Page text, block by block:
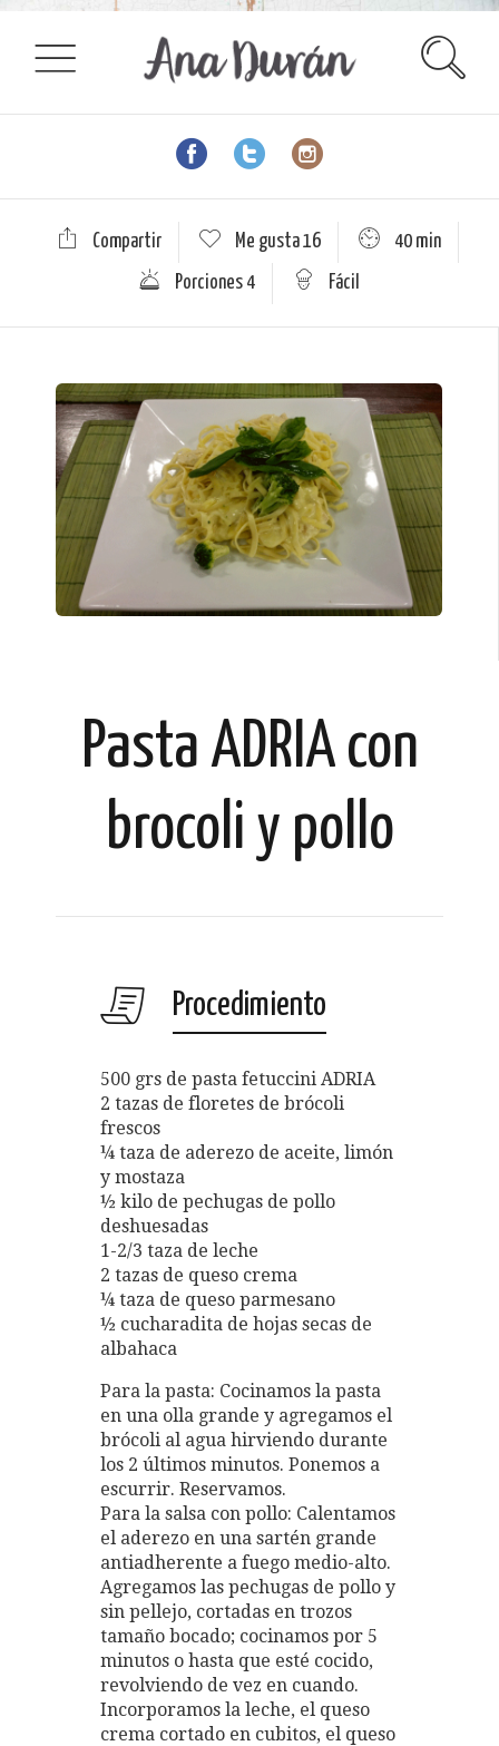
Compartir Me gusta16 40 min
Porciones 4 Fácil
Pasta ADRIA con
brocoli y pollo
Procedimiento
500 grs de pasta fetuccini ADRIA
2 tazas de floretes de brócoli
frescos
¼ taza de aderezo de aceite, limón
y mostaza
½ kilo de pechugas de pollo
deshuesadas
1-2/3 taza de leche
2 tazas de queso crema
¼ taza de queso parmesano
½ cucharadita de hojas secas de
albahaca
Para la pasta: Cocinamos la pasta
en una olla grande y agregamos el
brócoli al agua hirviendo durante
los 2 últimos minutos. Ponemos a
escurrir. Reservamos.
Para la salsa con pollo: Calentamos
el aderezo en una sartén grande
antiadherente a fuego medio-alto.
Agregamos las pechugas de pollo y
sin pellejo, cortadas en trozos
tamaño bocado; cocinamos por 5
minutos o hasta que esté cocido,
revolviendo de vez en cuando.
Incorporamos la leche, el queso
crema cortado en cubitos, el queso